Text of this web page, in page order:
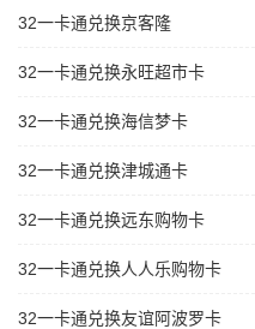
32一卡通兑换京客隆
32一卡通兑换永旺超市卡
32一卡通兑换海信梦卡
32一卡通兑换津城通卡
32一卡通兑换远东购物卡
32一卡通兑换人人乐购物卡
32一卡通兑换友谊阿波罗卡